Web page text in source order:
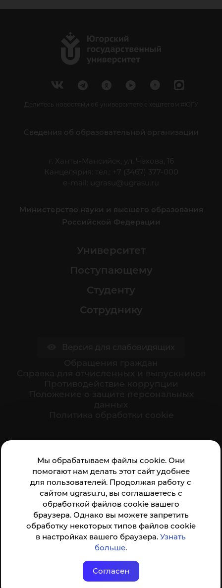
Мы обрабатываем файлы cookie. Они
помогают нам делать этот сайт удобнее
для пользователей. Продолжая работу с
сайтом ugrasu.ru, вы соглашаетесь с
обработкой файлов cookie вашего
браузера. Однако вы можете запретить
обработку некоторых типов файлов cookie
в настройках вашего браузера.Узнать
больше.
Согласен
Делитесь новостями об университете с хештегом #ЮГУ
Сведения об образовательной организации
г. Ханты-Мансийск, ул. Чехова, 16
Канцелярия: тел.: +7 (3467) 377-000
e-mail:
ugrasu@ugrasu.ru
Министерство науки и высшего образования
Российской Федерации
Университет
Поступающему
Студенту
Сотруднику
организации:
Анкета доступна по QR-коду, а так же по прямой
ссылке
© ФГБОУ ВО ЮГУ 2001–2026